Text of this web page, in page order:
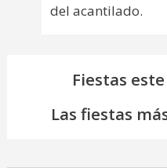
del acantilado.
Fiestas
Las fiestas